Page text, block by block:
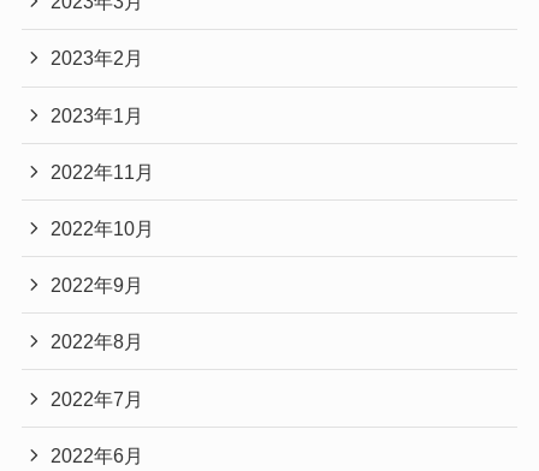
2023年2月
2023年1月
2022年11月
2022年10月
2022年9月
2022年8月
2022年7月
2022年6月